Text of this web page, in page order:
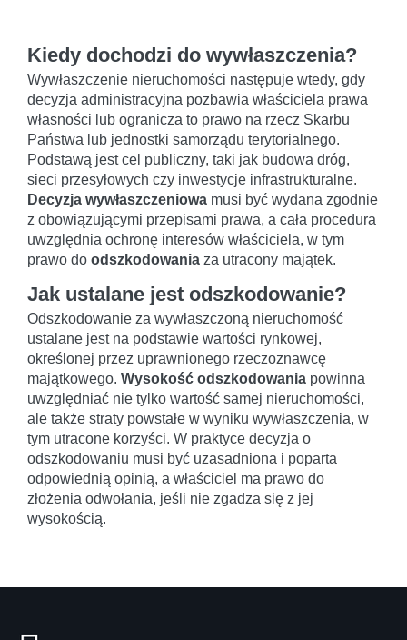
Kiedy dochodzi do wywłaszczenia?
Wywłaszczenie nieruchomości następuje wtedy, gdy
decyzja administracyjna pozbawia właściciela prawa
własności lub ogranicza to prawo na rzecz Skarbu
Państwa lub jednostki samorządu terytorialnego.
Podstawą jest cel publiczny, taki jak budowa dróg,
sieci przesyłowych czy inwestycje infrastrukturalne.
Decyzja wywłaszczeniowa musi być wydana zgodnie
z obowiązującymi przepisami prawa, a cała procedura
uwzględnia ochronę interesów właściciela, w tym
prawo do odszkodowania za utracony majątek.
Jak ustalane jest odszkodowanie?
Odszkodowanie za wywłaszczoną nieruchomość
ustalane jest na podstawie wartości rynkowej,
określonej przez uprawnionego rzeczoznawcę
majątkowego. Wysokość odszkodowania powinna
uwzględniać nie tylko wartość samej nieruchomości,
ale także straty powstałe w wyniku wywłaszczenia, w
tym utracone korzyści. W praktyce decyzja o
odszkodowaniu musi być uzasadniona i poparta
odpowiednią opinią, a właściciel ma prawo do
złożenia odwołania, jeśli nie zgadza się z jej
wysokością.